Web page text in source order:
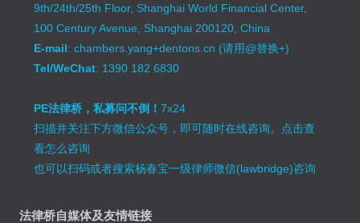
9th/24th/25th Floor, Shanghai World Financial Center,
100 Century Avenue, Shanghai 200120, China
E-mail: chambers.yang+dentons.cn (请用@替换+)
Tel/WeChat: 1390 182 6830
PE法律桥，私募问不倒！7x24
扫描并关注下方微信公众号，即可随时在线咨询。 点击查
看怎么咨询
也可以扫码或者搜索杨春宝一级律师微信(lawbridge)咨询
法律桥自媒体及友情链接